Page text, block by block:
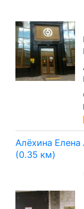
Алёхина Елена
(0.35 км)